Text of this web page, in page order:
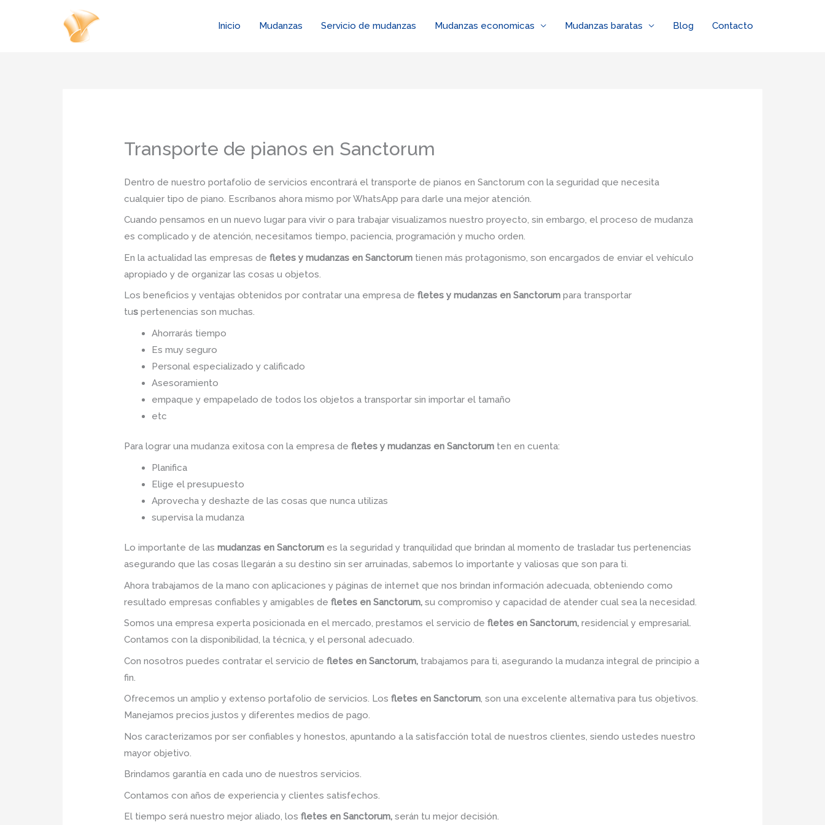
Inicio Mudanzas Servicio de mudanzas Mudanzas economicas Mudanzas baratas Blog Contacto
Transporte de pianos en Sanctorum
Dentro de nuestro portafolio de servicios encontrará el transporte de pianos en Sanctorum con la seguridad que necesita
cualquier tipo de piano. Escríbanos ahora mismo por WhatsApp para darle una mejor atención.
Cuando pensamos en un nuevo lugar para vivir o para trabajar visualizamos nuestro proyecto, sin embargo, el proceso de mudanza
es complicado y de atención, necesitamos tiempo, paciencia, programación y mucho orden.
En la actualidad las empresas defletes y mudanzas en Sanctorum tienen más protagonismo, son encargados de enviar el vehículo
apropiado y de organizar las cosas u objetos.
Los beneficios y ventajas obtenidos por contratar una empresa defletes y mudanzas en Sanctorumpara transportar
tuspertenencias son muchas.
Ahorrarás tiempo
Es muy seguro
Personal especializado y calificado
Asesoramiento
empaque y empapelado de todos los objetos a transportar sin importar el tamaño
etc
Para lograr una mudanza exitosa con la empresa defletes y mudanzas en Sanctorum ten en cuenta:
Planifica
Elige el presupuesto
Aprovecha y deshazte de las cosas que nunca utilizas
supervisa la mudanza
Lo importante de lasmudanzas en Sanctorum es la seguridad y tranquilidad que brindan al momento de trasladar tus pertenencias
asegurando que las cosas llegarán a su destino sin ser arruinadas, sabemos lo importante y valiosas que son para ti.
Ahora trabajamos de la mano con aplicaciones y páginas de internet que nos brindan información adecuada, obteniendo como
resultado empresas confiables y amigables defletes en Sanctorum,su compromiso y capacidad de atender cual sea la necesidad.
Somos una empresa experta posicionada en el mercado, prestamos el servicio defletes en Sanctorum, residencial y empresarial.
Contamos con la disponibilidad, la técnica, y el personal adecuado.
Con nosotros puedes contratar el servicio defletes en Sanctorum, trabajamos para ti, asegurando la mudanza integral de principio a
fin.
Ofrecemos un amplio y extenso portafolio de servicios. Losfletes en Sanctorum, son una excelente alternativa para tus objetivos.
Manejamos precios justos y diferentes medios de pago.
Nos caracterizamos por ser confiables y honestos, apuntando a la satisfacción total de nuestros clientes, siendo ustedes nuestro
mayor objetivo.
Brindamos garantía en cada uno de nuestros servicios.
Contamos con años de experiencia y clientes satisfechos.
El tiempo será nuestro mejor aliado, losfletes en Sanctorum,serán tu mejor decisión.